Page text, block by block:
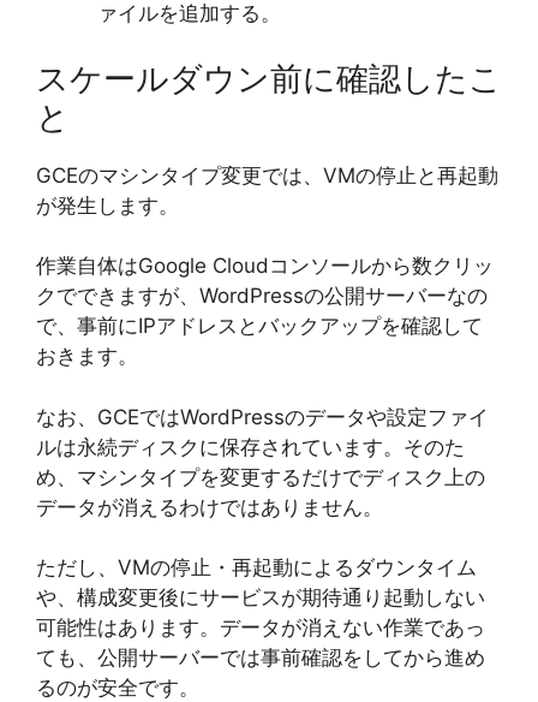
ァイルを追加する。
スケールダウン前に確認したこ
と
GCEのマシンタイプ変更では、VMの停止と再起動
が発生します。
作業自体はGoogle Cloudコンソールから数クリッ
クでできますが、WordPressの公開サーバーなの
で、事前にIPアドレスとバックアップを確認して
おきます。
なお、GCEではWordPressのデータや設定ファイ
ルは永続ディスクに保存されています。そのた
め、マシンタイプを変更するだけでディスク上の
データが消えるわけではありません。
ただし、VMの停止・再起動によるダウンタイム
や、構成変更後にサービスが期待通り起動しない
可能性はあります。データが消えない作業であっ
ても、公開サーバーでは事前確認をしてから進め
るのが安全です。